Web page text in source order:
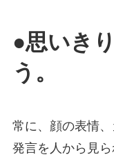
●思いき
う。
常に、顔の表情、
発言を人から見